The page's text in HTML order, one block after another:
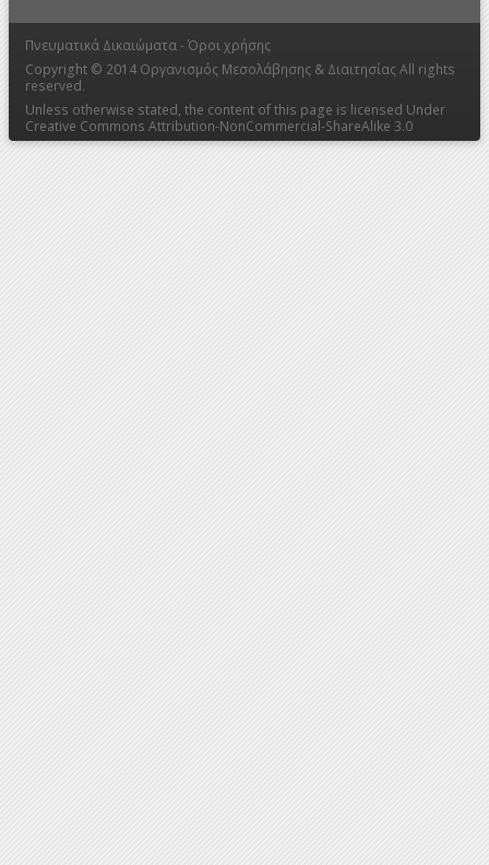
Πνευματικά Δικαιώματα - Όροι χρήσης
Copyright © 2014 Οργανισμός Μεσολάβησης & Διαιτησίας All rights
reserved.
Unless otherwise stated, the content of this page is licensed Under
Creative Commons Attribution-NonCommercial-ShareAlike 3.0